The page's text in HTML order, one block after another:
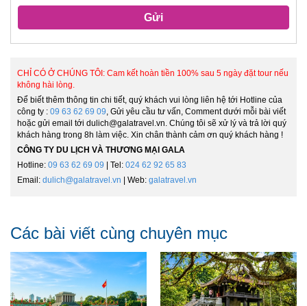
Gửi
CHỈ CÓ Ở CHÚNG TÔI: Cam kết hoàn tiền 100% sau 5 ngày đặt tour nếu
không hài lòng.
Để biết thêm thông tin chi tiết, quý khách vui lòng liên hệ tới Hotline của
công ty : 09 63 62 69 09, Gửi yêu cầu tư vấn, Comment dưới mỗi bài viết
hoặc gửi email tới dulich@galatravel.vn. Chúng tôi sẽ xử lý và trả lời quý
khách hàng trong 8h làm việc. Xin chân thành cảm ơn quý khách hàng !
CÔNG TY DU LỊCH VÀ THƯƠNG MẠI GALA
Hotline: 09 63 62 69 09 | Tel: 024 62 92 65 83
Email: dulich@galatravel.vn | Web: galatravel.vn
Các bài viết cùng chuyên mục